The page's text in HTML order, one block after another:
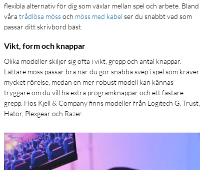
flexibla alternativ för dig som växlar mellan spel och arbete. Bland
våra trådlösa mössoch möss med kabel ser du snabbt vad som
passar ditt skrivbord bäst.
Vikt, form och knappar
Olika modeller skiljer sig ofta i vikt, grepp och antal knappar.
Lättare möss passar bra när du gör snabba svep i spel som kräver
mycket rörelse, medan en mer robust modell kan kännas
tryggare om du vill ha extra programknappar och ett fastare
grepp. Hos Kjell & Company finns modeller från Logitech G, Trust,
Hator, Plexgear och Razer.